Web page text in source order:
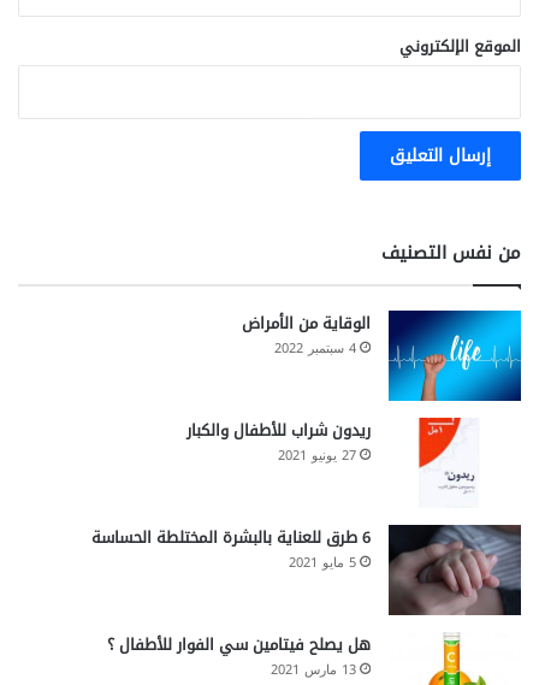
الموقع الإلكتروني
من نفس التصنيف
الوقاية من الأمراض
4 سبتمبر 2022
ريدون شراب للأطفال والكبار
27 يونيو 2021
6 طرق للعناية بالبشرة المختلطة الحساسة
5 مايو 2021
هل يصلح فيتامين سي الفوار للأطفال ؟
13 مارس 2021